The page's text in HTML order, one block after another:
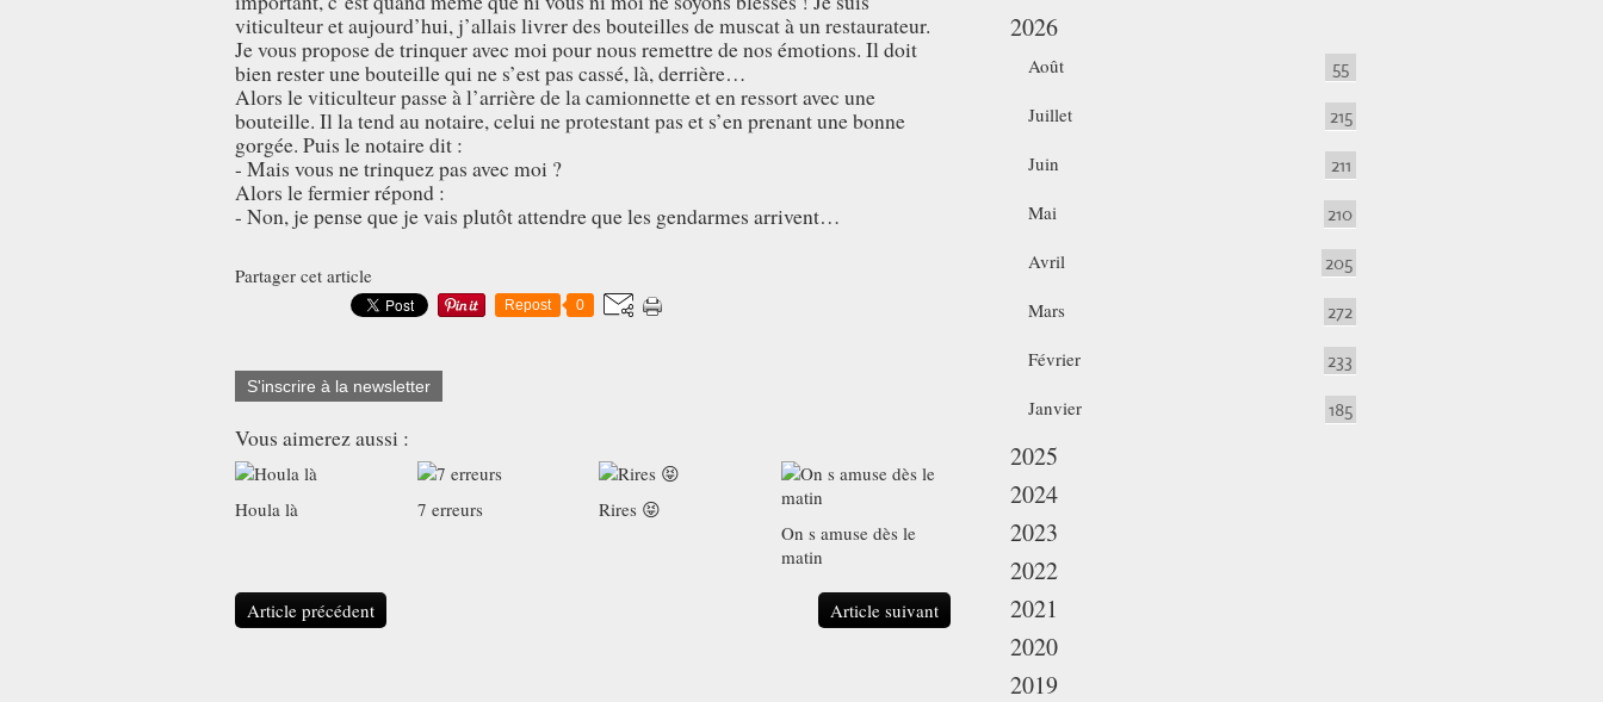
viticulteur et aujourd’hui, j’allais livrer des bouteilles de muscat à un restaurateur.
Je vous propose de trinquer avec moi pour nous remettre de nos émotions. Il doit
bien rester une bouteille qui ne s’est pas cassé, là, derrière…
Alors le viticulteur passe à l’arrière de la camionnette et en ressort avec une
bouteille. Il la tend au notaire, celui ne protestant pas et s’en prenant une bonne
gorgée. Puis le notaire dit :
- Mais vous ne trinquez pas avec moi ?
Alors le fermier répond :
- Non, je pense que je vais plutôt attendre que les gendarmes arrivent…
Partager cet article
Repost 0
S'inscrire à la newsletter
Vous aimerez aussi :
Houla là 7 erreurs
Rires 😝
On s amuse dès le
matin
Article précédent Article suivant
2026
Août 55
Juillet 215
Juin 211
Mai 210
Avril 205
Mars 272
Février 233
Janvier 185
2025
2024
2023
2022
2021
2020
2019